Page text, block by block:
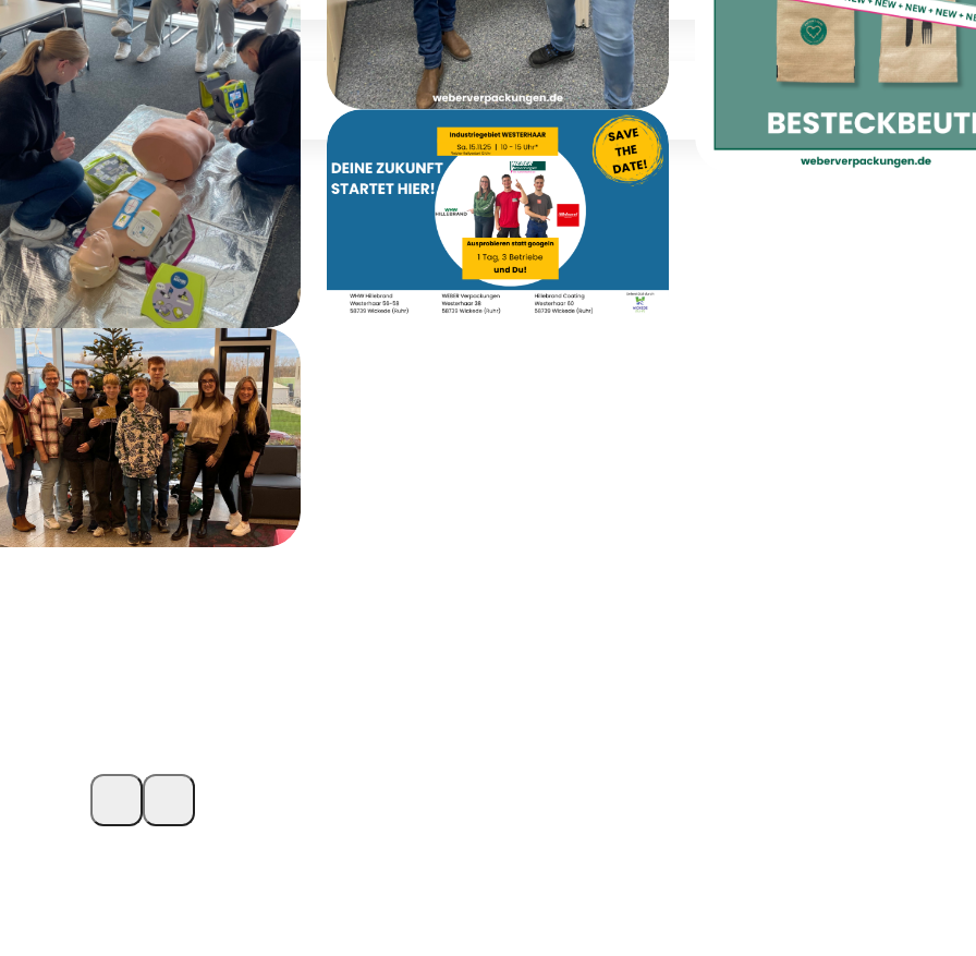
Jobs Ausbildung
hilft)
Hilfe-Schulung
Weiberfastnacht